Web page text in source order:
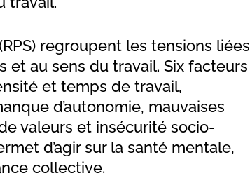
regroupent les tensions liées
et au sens du travail. Six facteurs
et temps de travail,
d’autonomie, mauvaises
valeurs et insécurité socio-
d’agir sur la santé mentale,
collective.